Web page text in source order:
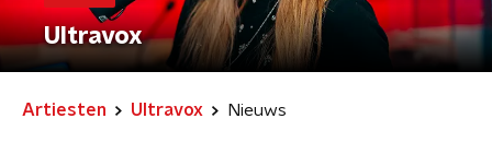
Ultravox
Artiesten Ultravox Nieuws